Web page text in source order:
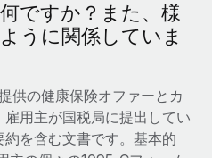
アンスの専門サポート
プルに
回りして対応
ンサルティング
理と給与処理でRemote
ですか？また、様
うに関係していま
供の健康保険オファーとカ
用主が国税局に提出してい
を含む文書です。基本的